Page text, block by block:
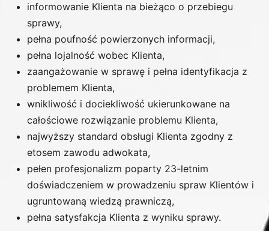
informowanie Klienta na bieżąco o przebiegu
sprawy,
pełna poufność powierzonych informacji,
pełna lojalność wobec Klienta,
zaangażowanie w sprawę i pełna identyfikacja z
problemem Klienta,
wnikliwość i dociekliwość ukierunkowane na
całościowe rozwiązanie problemu Klienta,
najwyższy standard obsługi Klienta zgodny z
etosem zawodu adwokata,
pełen profesjonalizm poparty 23-letnim
doświadczeniem w prowadzeniu spraw Klientów i
ugruntowaną wiedzą prawniczą,
pełna satysfakcja Klienta z wyniku sprawy.